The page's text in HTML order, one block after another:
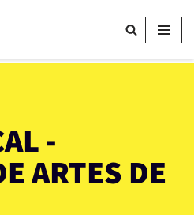
-
ARTES DE